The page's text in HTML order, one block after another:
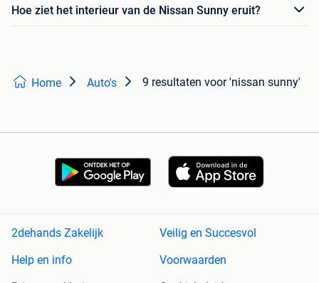
Hoe ziet het interieur van de Nissan Sunny eruit?
Home Auto's 9 resultaten voor 'nissan sunny'
2dehands Zakelijk
Veilig en Succesvol
Help en info
Voorwaarden